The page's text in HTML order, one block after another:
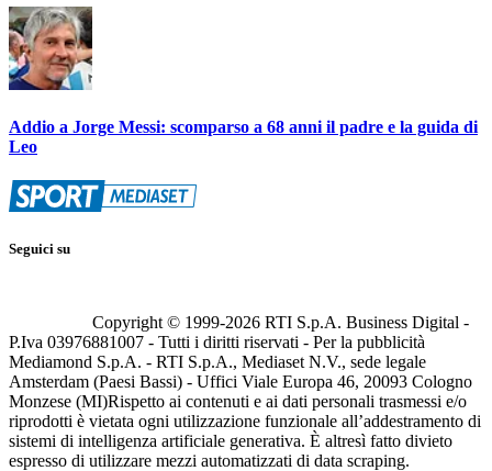
Addio a Jorge Messi: scomparso a 68 anni il padre e la guida di
Leo
Seguici su
Copyright © 1999-2026 RTI S.p.A. Business Digital -
P.Iva 03976881007 - Tutti i diritti riservati - Per la pubblicità
Mediamond S.p.A. - RTI S.p.A., Mediaset N.V., sede legale
Amsterdam (Paesi Bassi) - Uffici Viale Europa 46, 20093 Cologno
Monzese (MI)Rispetto ai contenuti e ai dati personali trasmessi e/o
riprodotti è vietata ogni utilizzazione funzionale all’addestramento di
sistemi di intelligenza artificiale generativa. È altresì fatto divieto
espresso di utilizzare mezzi automatizzati di data scraping.